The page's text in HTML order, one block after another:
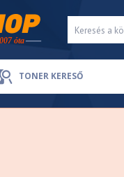
TONER KERESŐ